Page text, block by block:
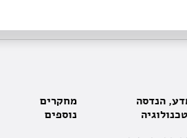
הנדסה
מחקרים
נוספים